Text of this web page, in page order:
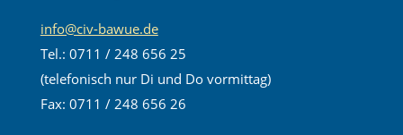
info@civ-bawue.de
Tel.: 0711 / 248 656 25
(telefonisch nur Di und Do vormittag)
Fax: 0711 / 248 656 26